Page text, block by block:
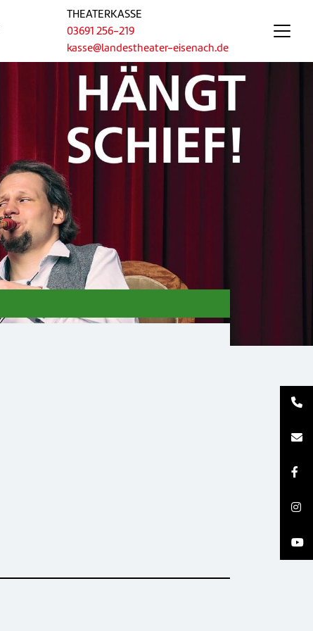
THEATERKASSE
03691 256-219
kasse@landestheater-eisenach.de